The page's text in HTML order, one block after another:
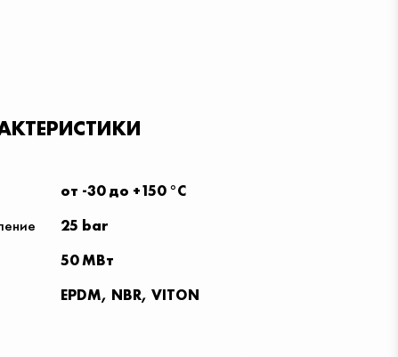
от -30 до +150 °С
25 bar
50 МВт
EPDM, NBR, VITON